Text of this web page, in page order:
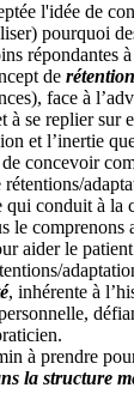
l'idée de
pourquoi
répondantes
de rétention
face à
à se replier sur
et l’inertie
concevoir
qui conduit à la
le
aider le
, inhérente à
à prendre
la structure